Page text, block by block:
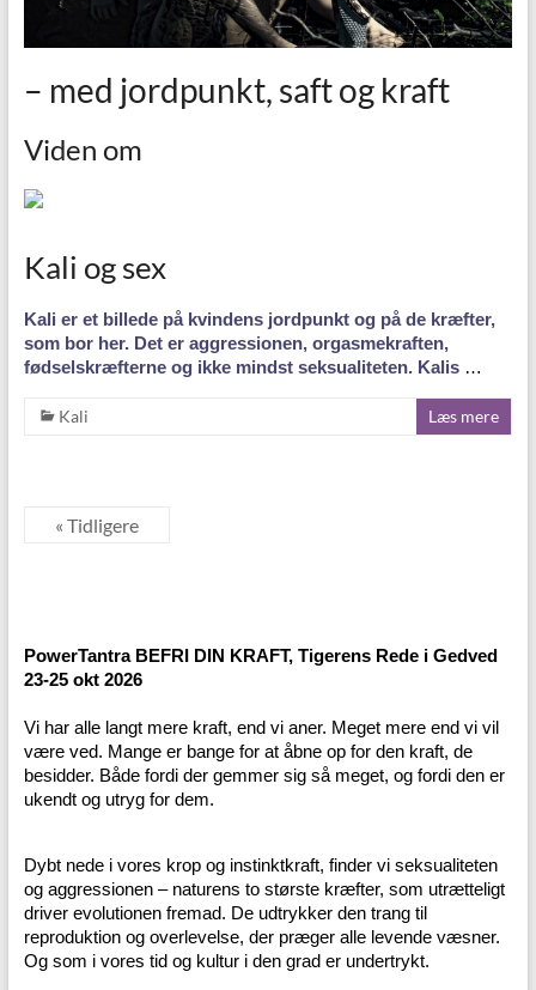
– med jordpunkt, saft og kraft
Viden om
Kali og sex
Kali er et billede på kvindens jordpunkt og på de kræfter,
som bor her. Det er aggressionen, orgasmekraften,
fødselskræfterne og ikke mindst seksualiteten. Kalis …
Kali Læs mere
« Tidligere
PowerTantra BEFRI DIN KRAFT, Tigerens Rede i Gedved
23-25 okt 2026
Vi har alle langt mere kraft, end vi aner. Meget mere end vi vil
være ved. Mange er bange for at åbne op for den kraft, de
besidder. Både fordi der gemmer sig så meget, og fordi den er
ukendt og utryg for dem.
Dybt nede i vores krop og instinktkraft, finder vi seksualiteten
og aggressionen – naturens to største kræfter, som utrætteligt
driver evolutionen fremad. De udtrykker den trang til
reproduktion og overlevelse, der præger alle levende væsner.
Og som i vores tid og kultur i den grad er undertrykt.